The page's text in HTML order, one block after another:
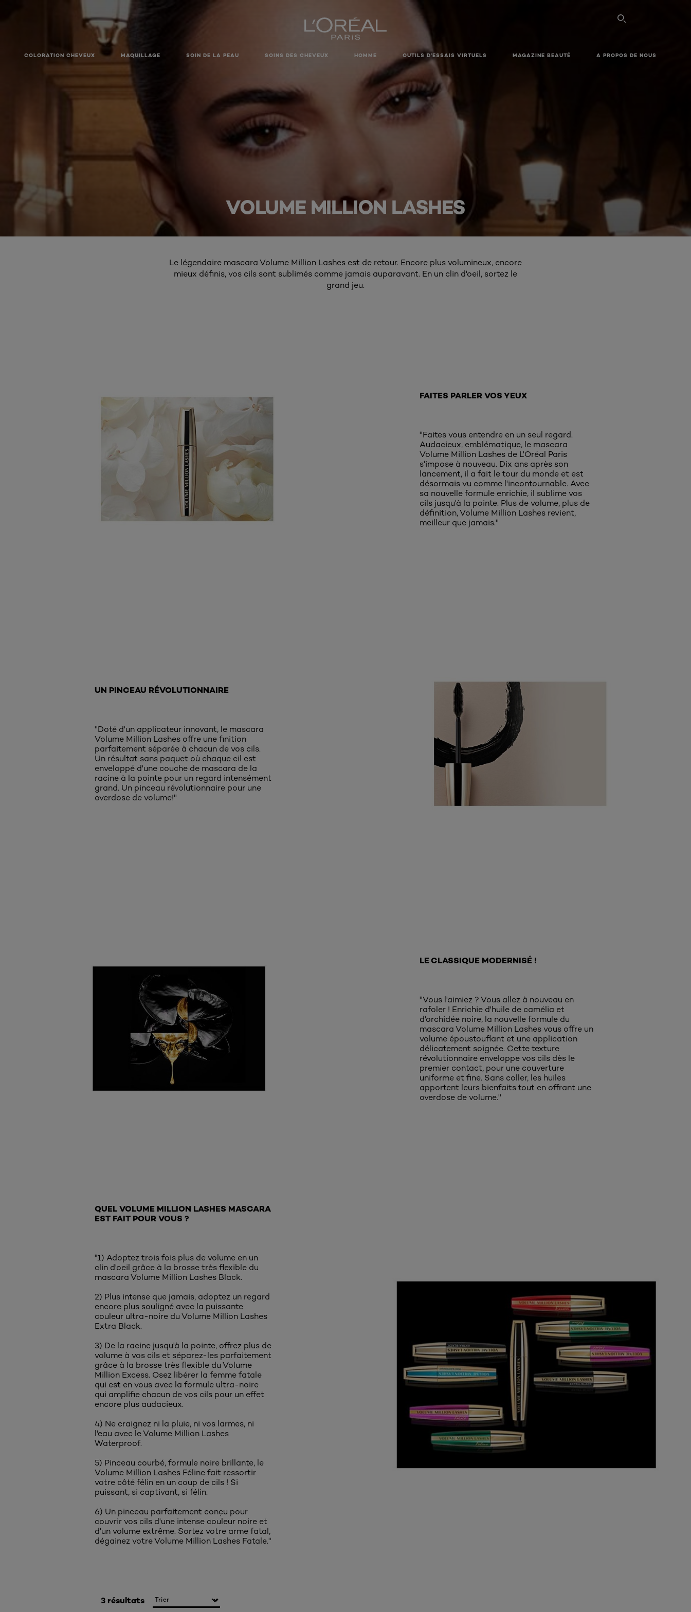
COLORATION CHEVEUX MAQUILLAGE SOIN DE LA PEAU SOINS DES CHEVEUX HOMME OUTILS D’ESSAIS VIRTUELS MAGAZINE BEAUTÉ A PROPOS DE NOUS
VOLUME MILLION LASHES
Le légendaire mascara Volume Million Lashes est de retour. Encore plus volumineux, encore
mieux définis, vos cils sont sublimés comme jamais auparavant. En un clin d'oeil, sortez le
grand jeu.
FAITES PARLER VOS YEUX
''Faites vous entendre en un seul regard.
Audacieux, emblématique, le mascara
Volume Million Lashes de L'Oréal Paris
s'impose à nouveau. Dix ans après son
lancement, il a fait le tour du monde et est
désormais vu comme l'incontournable. Avec
sa nouvelle formule enrichie, il sublime vos
cils jusqu'à la pointe. Plus de volume, plus de
définition, Volume Million Lashes revient,
meilleur que jamais.''
UN PINCEAU RÉVOLUTIONNAIRE
''Doté d'un applicateur innovant, le mascara
Volume Million Lashes offre une finition
parfaitement séparée à chacun de vos cils.
Un résultat sans paquet où chaque cil est
enveloppé d'une couche de mascara de la
racine à la pointe pour un regard intensément
grand. Un pinceau révolutionnaire pour une
overdose de volume!''
LE CLASSIQUE MODERNISÉ !
''Vous l'aimiez ? Vous allez à nouveau en
rafoler ! Enrichie d'huile de camélia et
d'orchidée noire, la nouvelle formule du
mascara Volume Million Lashes vous offre un
volume époustouflant et une application
délicatement soignée. Cette texture
révolutionnaire enveloppe vos cils dès le
premier contact, pour une couverture
uniforme et fine. Sans coller, les huiles
apportent leurs bienfaits tout en offrant une
overdose de volume.''
QUEL VOLUME MILLION LASHES MASCARA
EST FAIT POUR VOUS ?
"1) Adoptez trois fois plus de volume en un
clin d'oeil grâce à la brosse très flexible du
mascara Volume Million Lashes Black.
2) Plus intense que jamais, adoptez un regard
encore plus souligné avec la puissante
couleur ultra-noire du Volume Million Lashes
Extra Black.
3) De la racine jusqu'à la pointe, offrez plus de
volume à vos cils et séparez-les parfaitement
grâce à la brosse très flexible du Volume
Million Excess. Osez libérer la femme fatale
qui est en vous avec la formule ultra-noire
qui amplifie chacun de vos cils pour un effet
encore plus audacieux.
4) Ne craignez ni la pluie, ni vos larmes, ni
l'eau avec le Volume Million Lashes
Waterproof.
5) Pinceau courbé, formule noire brillante, le
Volume Million Lashes Féline fait ressortir
votre côté félin en un coup de cils ! Si
puissant, si captivant, si félin.
6) Un pinceau parfaitement conçu pour
couvrir vos cils d'une intense couleur noire et
d'un volume extrême. Sortez votre arme fatal,
dégainez votre Volume Million Lashes Fatale."
3 résultats